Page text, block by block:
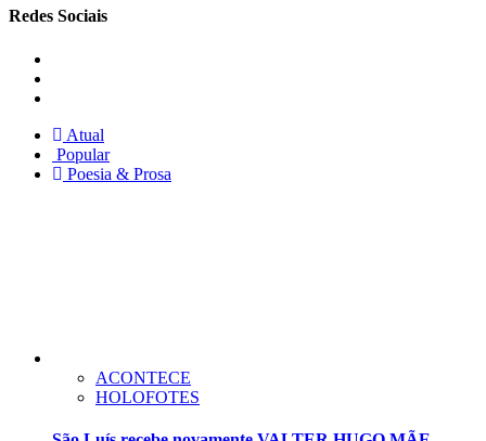
Redes Sociais
Atual
Popular
Poesia & Prosa
ACONTECE
HOLOFOTES